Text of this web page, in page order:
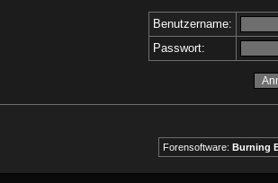
Benutzername:
Passwort:
Forensoftware: Burning